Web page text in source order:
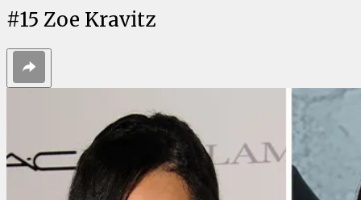
#15 Zoe Kravitz